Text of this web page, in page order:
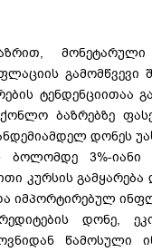
გამომწვევი
ტენდენციითაა
ბაზრებზე
დონეს
3%-იანი
კურსის გამყარება
იმპორტირებულ
დონე,
წამოსული